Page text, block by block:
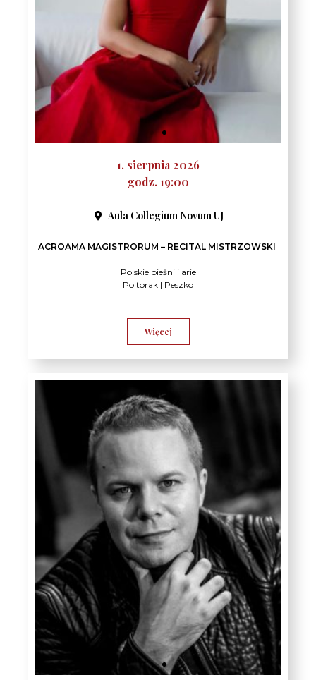
1. sierpnia 2026
godz. 19:00
Aula Collegium Novum UJ
ACROAMA MAGISTRORUM – RECITAL MISTRZOWSKI
Polskie pieśni i arie
Poltorak | Peszko
Więcej